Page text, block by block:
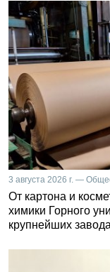
3 августа 2026 г. —
От картона и
химики Горного
крупнейших